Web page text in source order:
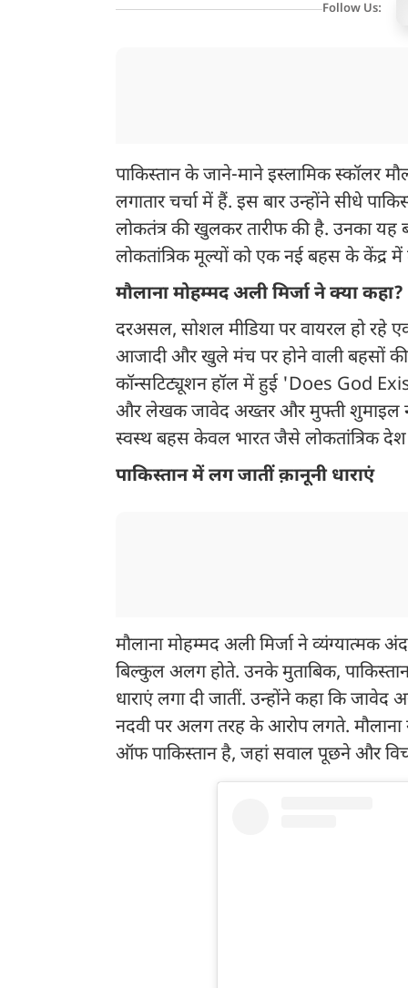
Follow Us:
पाकिस्तान के जाने-माने इस्लामिक स्कॉलर
लगातार चर्चा में हैं. इस बार उन्होंने सीधे
लोकतंत्र की खुलकर तारीफ की है. उनका यह
लोकतांत्रिक मूल्यों को एक नई बहस के केंद्र
मौलाना मोहम्मद अली मिर्जा ने क्या कहा?
दरअसल, सोशल मीडिया पर वायरल हो रहे एक
आजादी और खुले मंच पर होने वाली बहसों
कॉन्सटिट्यूशन हॉल में हुई 'Does God
और लेखक जावेद अख्तर और मुफ्ती शुमाइल
स्वस्थ बहस केवल भारत जैसे लोकतांत्रिक
पाकिस्तान में लग जातीं क़ानूनी धाराएं
मौलाना मोहम्मद अली मिर्जा ने व्यंग्यात्मक
बिल्कुल अलग होते. उनके मुताबिक,
धाराएं लगा दी जातीं. उन्होंने कहा कि
नदवी पर अलग तरह के आरोप लगते. मौलाना
ऑफ पाकिस्तान है, जहां सवाल पूछने और